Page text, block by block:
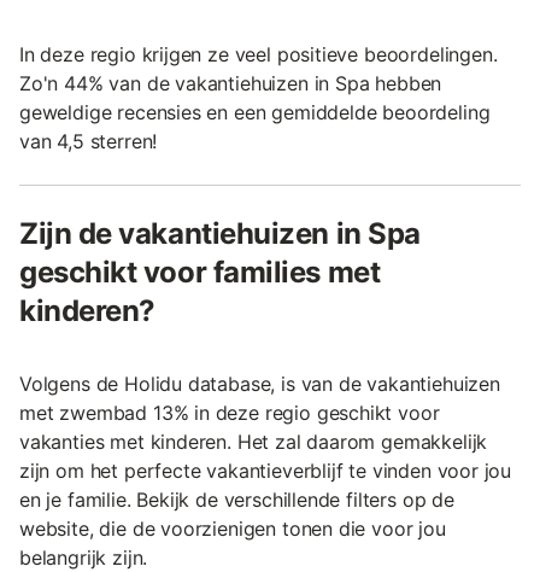
In deze regio krijgen ze veel positieve beoordelingen.
Zo'n 44% van de vakantiehuizen in Spa hebben
geweldige recensies en een gemiddelde beoordeling
van 4,5 sterren!
Zijn de vakantiehuizen in Spa
geschikt voor families met
kinderen?
Volgens de Holidu database, is van de vakantiehuizen
met zwembad 13% in deze regio geschikt voor
vakanties met kinderen. Het zal daarom gemakkelijk
zijn om het perfecte vakantieverblijf te vinden voor jou
en je familie. Bekijk de verschillende filters op de
website, die de voorzienigen tonen die voor jou
belangrijk zijn.